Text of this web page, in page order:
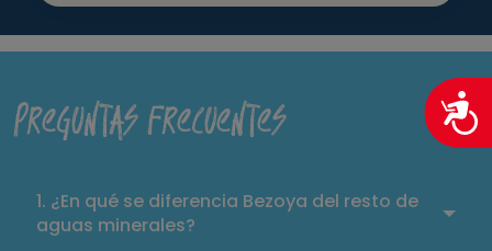
Preguntas Frecuentes
¿En qué se diferencia Bezoya del resto de
aguas minerales?